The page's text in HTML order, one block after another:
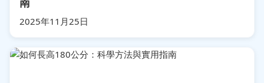
2025年11月25日